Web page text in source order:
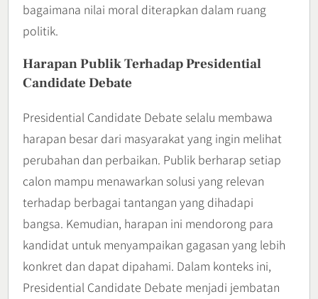
bagaimana nilai moral diterapkan dalam ruang
politik.
Harapan Publik Terhadap Presidential
Candidate Debate
Presidential Candidate Debate selalu membawa
harapan besar dari masyarakat yang ingin melihat
perubahan dan perbaikan. Publik berharap setiap
calon mampu menawarkan solusi yang relevan
terhadap berbagai tantangan yang dihadapi
bangsa. Kemudian, harapan ini mendorong para
kandidat untuk menyampaikan gagasan yang lebih
konkret dan dapat dipahami. Dalam konteks ini,
Presidential Candidate Debate menjadi jembatan